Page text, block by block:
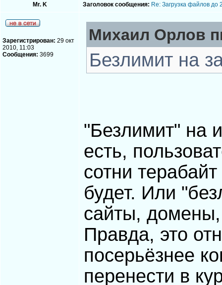
Mr. K Заголовок сообщения: Re: Загрузка файлов до
Зарегистрирован: 29 окт
2010, 11:03
Сообщения: 3699
Михаил Орлов
Безлимит на
"Безлимит" на
есть,
сотни
будет. Или
сайты, домены,
Правда, это
посерьёзнее
перенести в